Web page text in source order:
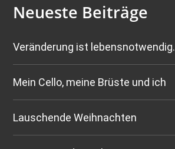
Neueste Beiträge
Veränderung ist lebensnotwendig.
Mein Cello, meine Brüste und ich
Lauschende Weihnachten